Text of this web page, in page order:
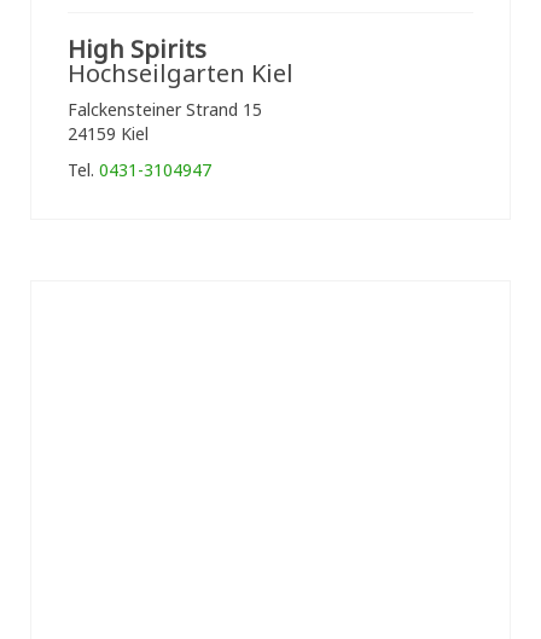
High Spirits
Hochseilgarten Kiel
Falckensteiner Strand 15
24159 Kiel
Tel. 0431-3104947